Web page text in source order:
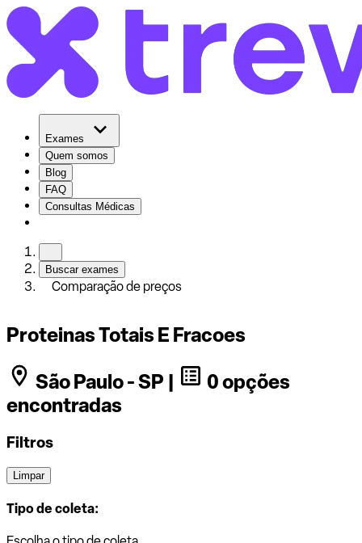
Exames
Quem somos
Blog
FAQ
Consultas Médicas
Buscar exames
Comparação de preços
Proteinas Totais E Fracoes
São Paulo - SP |
0 opções
encontradas
Filtros
Limpar
Tipo de coleta: